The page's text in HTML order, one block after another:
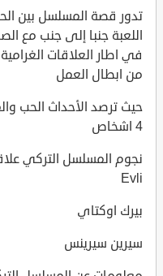
تدور قصة المسلسل بين
اللعبة جنبا إلى جنب مع
في اطار العلاقات
من ابطال العمل
حيث ترصد الأحداث الحب
4 اشخاص
Evli
بيرك اوكتاي
سيرين سيرينس